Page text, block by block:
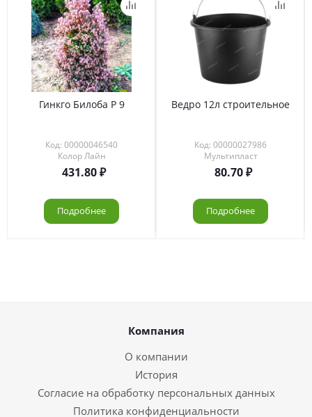
Гинкго Билоба Р 9
Код: 00000046540
Колор Лайн
431.80
Подробнее
Ведро 12л строительное
Код: 00000027986
Мультипласт
80.70
Подробнее
Компания
О компании
История
Согласие на обработку персональных данных
Политика конфиденциальности